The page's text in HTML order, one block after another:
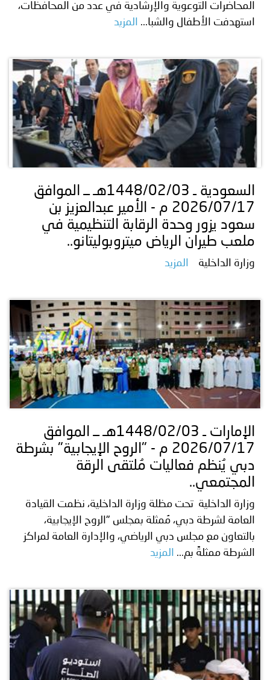
المحاضرات التوعوية والإرشادية في عدد من المحافظات،
استهدفت الأطفال والشبا...
المزيد
السعودية ـ 1448/02/03هـ ــ الموافق
2026/07/17 م - الأمير عبدالعزيز بن
سعود يزور وحدة الرقابة التنظيمية في
ملعب طيران الرياض ميتروبوليتانو..
وزارة الداخلية المزيد
الإمارات ـ 1448/02/03هـ ــ الموافق
2026/07/17 م - "الروح الإيجابية" بشرطة
دبي يُنظم فعاليات مُلتقى الرقة
المجتمعي..
وزارة الداخلية تحت مظلة وزارة الداخلية، نظمت القيادة
العامة لشرطة دبي، مُمثلة بمجلس "الروح الإيجابية،
بالتعاون مع مجلس دبي الرياضي، والإدارة العامة لمراكز
الشرطة ممثلةً بم...
المزيد